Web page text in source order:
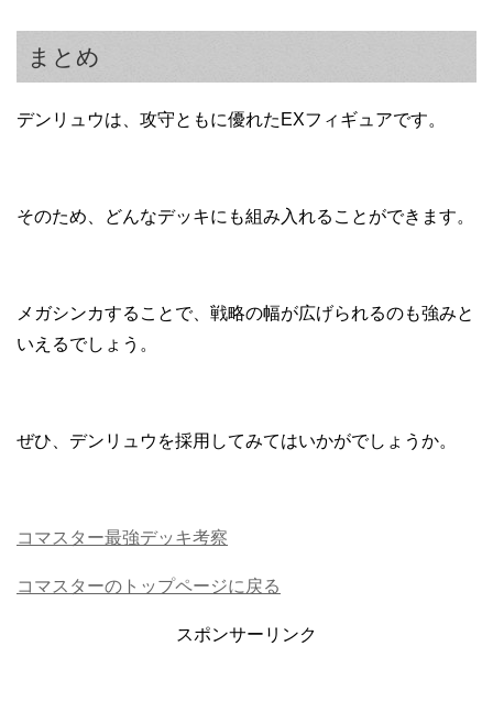
まとめ
デンリュウは、攻守ともに優れたEXフィギュアです。
そのため、どんなデッキにも組み入れることができます。
メガシンカすることで、戦略の幅が広げられるのも強みと
いえるでしょう。
ぜひ、デンリュウを採用してみてはいかがでしょうか。
コマスター最強デッキ考察
コマスターのトップページに戻る
スポンサーリンク